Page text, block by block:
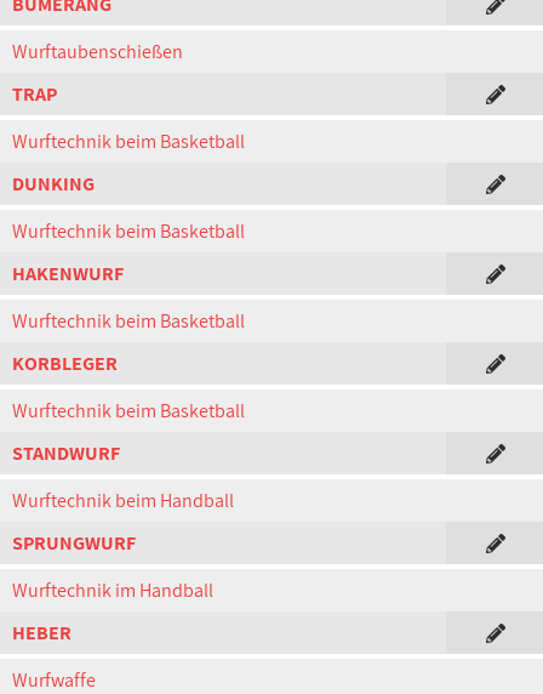
Wurftaubenschießen
TRAP
Wurftechnik beim Basketball
DUNKING
Wurftechnik beim Basketball
HAKENWURF
Wurftechnik beim Basketball
KORBLEGER
Wurftechnik beim Basketball
STANDWURF
Wurftechnik beim Handball
SPRUNGWURF
Wurftechnik im Handball
HEBER
Wurfwaffe